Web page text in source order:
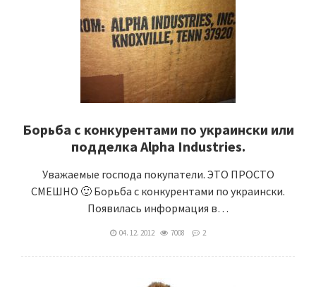
Борьба с конкурентами по украински или
подделка Alpha Industries.
Уважаемые господа покупатели. ЭТО ПРОСТО
СМЕШНО 🙂 Борьба с конкурентами по украински.
Появилась информация в…
04. 12. 2012 7008 2